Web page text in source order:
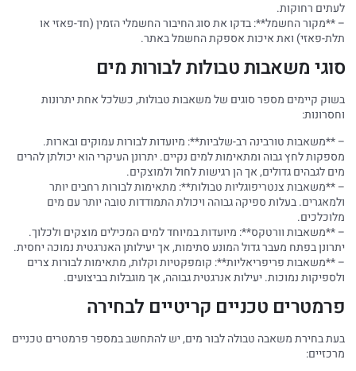
לעתים רחוקות.
– **מקור החשמל**: בדקו את סוג החיבור החשמלי הזמין (חד-פאזי או
תלת-פאזי) ואת איכות אספקת החשמל באתר.
סוגי משאבות טבולות לבורות מים
בשוק קיימים מספר סוגים של משאבות טבולות, כשלכל אחת יתרונות
וחסרונות:
– **משאבות טורבינה רב-שלביות**: מיועדות לבורות עמוקים ובארות.
מספקות לחץ גבוה ומתאימות למים נקיים. יתרונן העיקרי הוא יכולתן להרים
מים לגבהים גדולים, אך הן רגישות לחול ולמוצקים.
– **משאבות צנטריפוגליות טבולות**: מתאימות לבורות רחבים יותר
ולמאגרים. בעלות ספיקה גבוהה ויכולת התמודדות טובה יותר עם מים
מלוכלכים.
– **משאבות וורטקס**: מיועדות במיוחד למים המכילים מוצקים ולכלוך.
יתרונן בפתח מעבר גדול המונע סתימות, אך יעילותן האנרגטית נמוכה יחסית.
– **משאבות פריפריאליות**: קומפקטיות וקלות, מתאימות לבורות צרים
ולספיקות נמוכות. יעילות אנרגטית גבוהה, אך מוגבלות בביצועים.
פרמטרים טכניים קריטיים לבחירה
בעת בחירת משאבה טבולה לבור מים, יש להתחשב במספר פרמטרים טכניים
מרכזיים: